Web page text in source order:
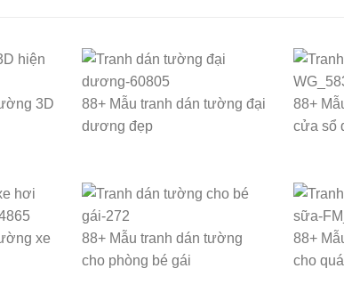
3D
88+ Mẫu tranh dán tường đại
dương đẹp
88+
cửa sổ
xe
88+ Mẫu tranh dán tường
cho phòng bé gái
88+
cho